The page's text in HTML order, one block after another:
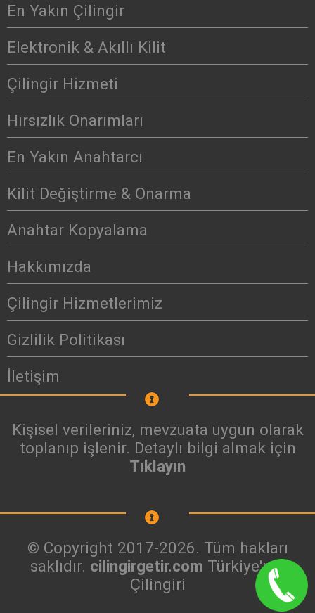
En Yakın Çilingir
Elektronik & Akıllı Kilit
Çilingir Hizmeti
Hırsızlık Onarımları
En Yakın Anahtarcı
Kilit Değiştirme & Onarma
Anahtar Kopyalama
Hakkımızda
Çilingir Hizmetlerimiz
Gizlilik Politikası
İletişim
Kişisel verileriniz, mevzuata uygun olarak
toplanıp işlenir. Detaylı bilgi almak için
Tıklayın
© Copyright 2017-2026. Tüm hakları
saklıdır. cilingirgetir.com Türkiye'nin
Çilingiri